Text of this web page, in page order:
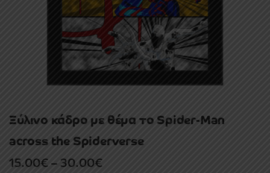
Ξύλινο κάδρο με θέμα το Spider-Man
across the Spiderverse
15.00€–30.00€Price